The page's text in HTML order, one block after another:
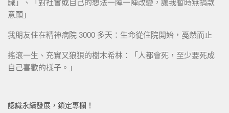
織」、「對社會或自己的想法一陣一陣改變，讓我暫時無捐款
意願」
我朋友住在精神病院 3000 多天：生命從住院開始，戞然而止
搖滾一生、充實又狼狽的樹木希林：「人都會死，至少要死成
自己喜歡的樣子。」
認識永續發展，鎖定專欄！